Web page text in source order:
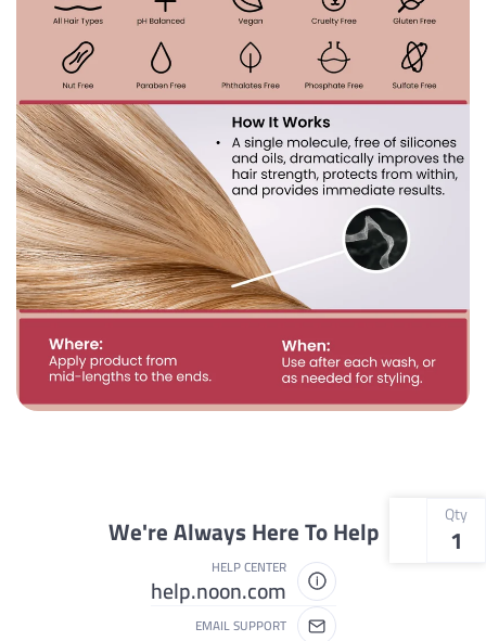
Qty
1
We're Always Here To Help
HELP CENTER
help.noon.com
EMAIL SUPPORT